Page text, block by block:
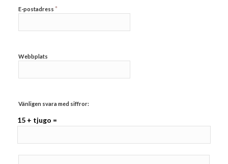
E-postadress *
Webbplats
Vänligen svara med siffror:
15 + tjugo =